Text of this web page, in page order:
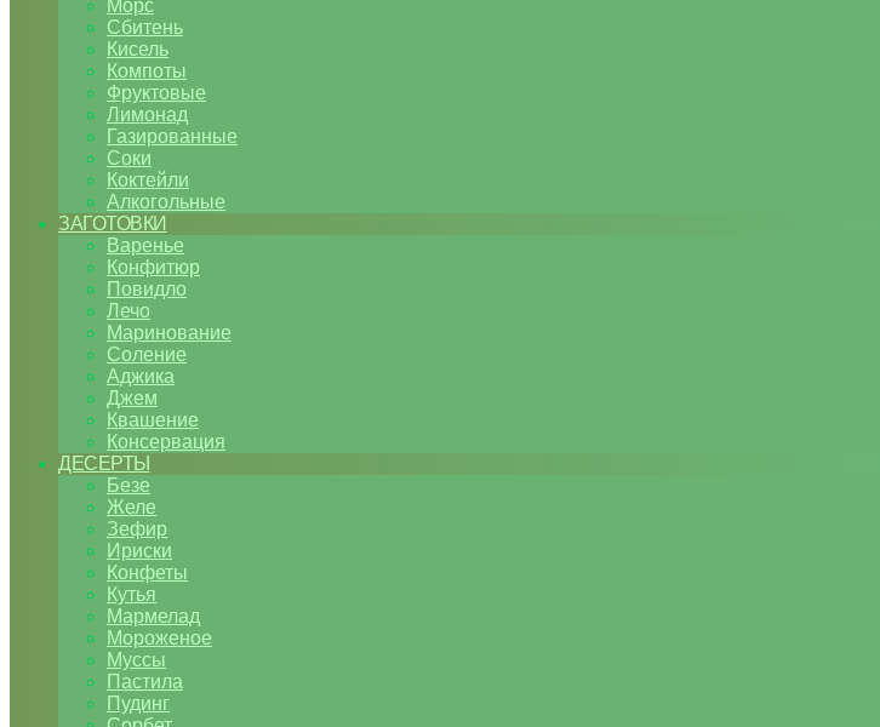
Морс
Сбитень
Кисель
Компоты
Фруктовые
Лимонад
Газированные
Соки
Коктейли
Алкогольные
ЗАГОТОВКИ
Варенье
Конфитюр
Повидло
Лечо
Маринование
Соление
Аджика
Джем
Квашение
Консервация
ДЕСЕРТЫ
Безе
Желе
Зефир
Ириски
Конфеты
Кутья
Мармелад
Мороженое
Муссы
Пастила
Пудинг